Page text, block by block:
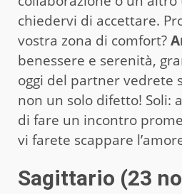
chiedervi di accettare.
vostra zona di comfort?
benessere e serenità,
oggi del partner vedrete
non un solo difetto! Soli:
di fare un incontro
vi farete scappare
Sagittario (23